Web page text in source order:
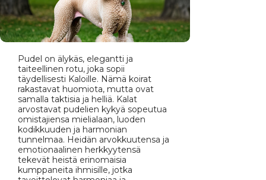
Pudel on älykäs, elegantti ja
taiteellinen rotu, joka sopii
täydellisesti Kaloille. Nämä koirat
rakastavat huomiota, mutta ovat
samalla taktisia ja helliä. Kalat
arvostavat pudelien kykyä sopeutua
omistajiensa mielialaan, luoden
kodikkuuden ja harmonian
tunnelmaa. Heidän arvokkuutensa ja
emotionaalinen herkkyytensä
tekevät heistä erinomaisia
kumppaneita ihmisille, jotka